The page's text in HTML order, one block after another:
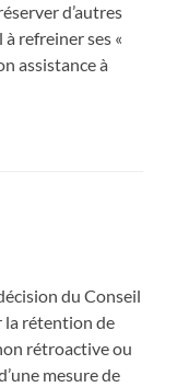
d’autres
à refreiner ses «
assistance à
du Conseil
la rétention de
rétroactive ou
mesure de